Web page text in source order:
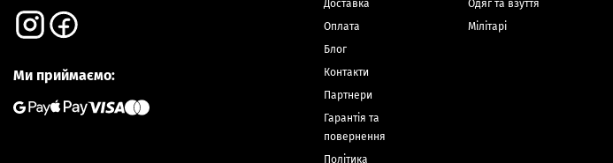
Ми приймаємо:
Доставка
Оплата
Блог
Контакти
Партнери
Гарантія та
повернення
Політика
Одяг та взуття
Мілітарі